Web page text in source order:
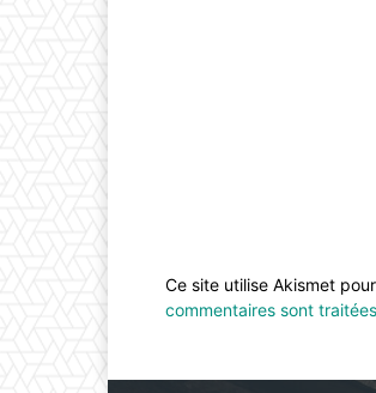
Ce site utilise Akismet
commentaires sont traitées